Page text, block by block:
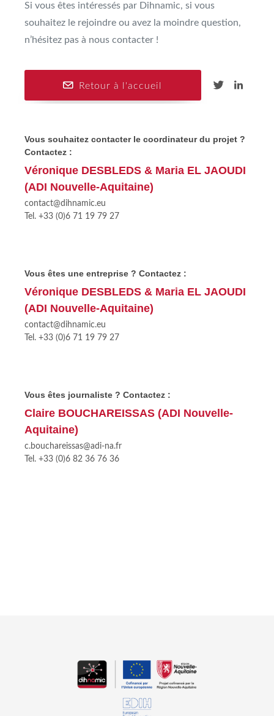
Si vous êtes intéressés par Dihnamic, si vous
souhaitez le rejoindre ou avez la moindre question,
n’hésitez pas à nous contacter !
Retour à l'accueil
Vous souhaitez contacter le coordinateur du projet ?
Contactez :
Véronique DESBLEDS & Maria EL JAOUDI
(ADI Nouvelle-Aquitaine)
contact@dihnamic.eu
Tel. +33 (0)6 71 19 79 27
Vous êtes une entreprise ? Contactez :
Véronique DESBLEDS & Maria EL JAOUDI
(ADI Nouvelle-Aquitaine)
contact@dihnamic.eu
Tel. +33 (0)6 71 19 79 27
Vous êtes journaliste ? Contactez :
Claire BOUCHAREISSAS (ADI Nouvelle-
Aquitaine)
c.bouchareissas@adi-na.fr
Tel. +33 (0)6 82 36 76 36